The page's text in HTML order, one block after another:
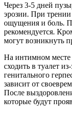
Через 3-5 дней
эрозии. При
ощущения и боль.
рекомендуется.
могут возникнуть
На интимном месте
сходить в туалет
генитального
зависит от
После
которые будут